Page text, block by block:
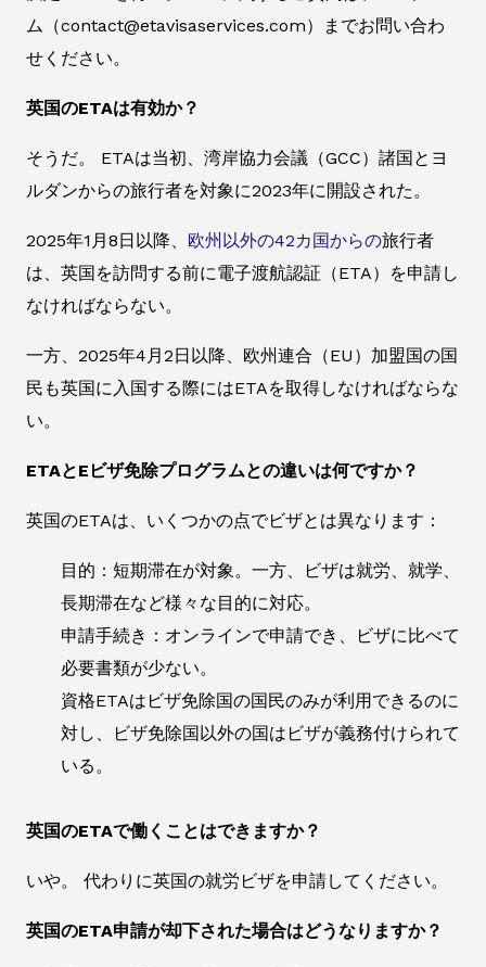
ム（contact@etavisaservices.com）までお問い合わ
せください。
英国のETAは有効か？
そうだ。 ETAは当初、湾岸協力会議（GCC）諸国とヨ
ルダンからの旅行者を対象に2023年に開設された。
2025年1月8日以降、 欧州以外の42カ国からの旅行者
は、英国を訪問する前に電子渡航認証（ETA）を申請し
なければならない。
一方、2025年4月2日以降、欧州連合（EU）加盟国の国
民も英国に入国する際にはETAを取得しなければならな
い。
ETAとEビザ免除プログラムとの違いは何ですか？
英国のETAは、いくつかの点でビザとは異なります：
目的：短期滞在が対象。一方、ビザは就労、就学、
長期滞在など様々な目的に対応。
申請手続き：オンラインで申請でき、ビザに比べて
必要書類が少ない。
資格ETAはビザ免除国の国民のみが利用できるのに
対し、ビザ免除国以外の国はビザが義務付けられて
いる。
英国のETAで働くことはできますか？
いや。 代わりに英国の就労ビザを申請してください。
英国のETA申請が却下された場合はどうなりますか？